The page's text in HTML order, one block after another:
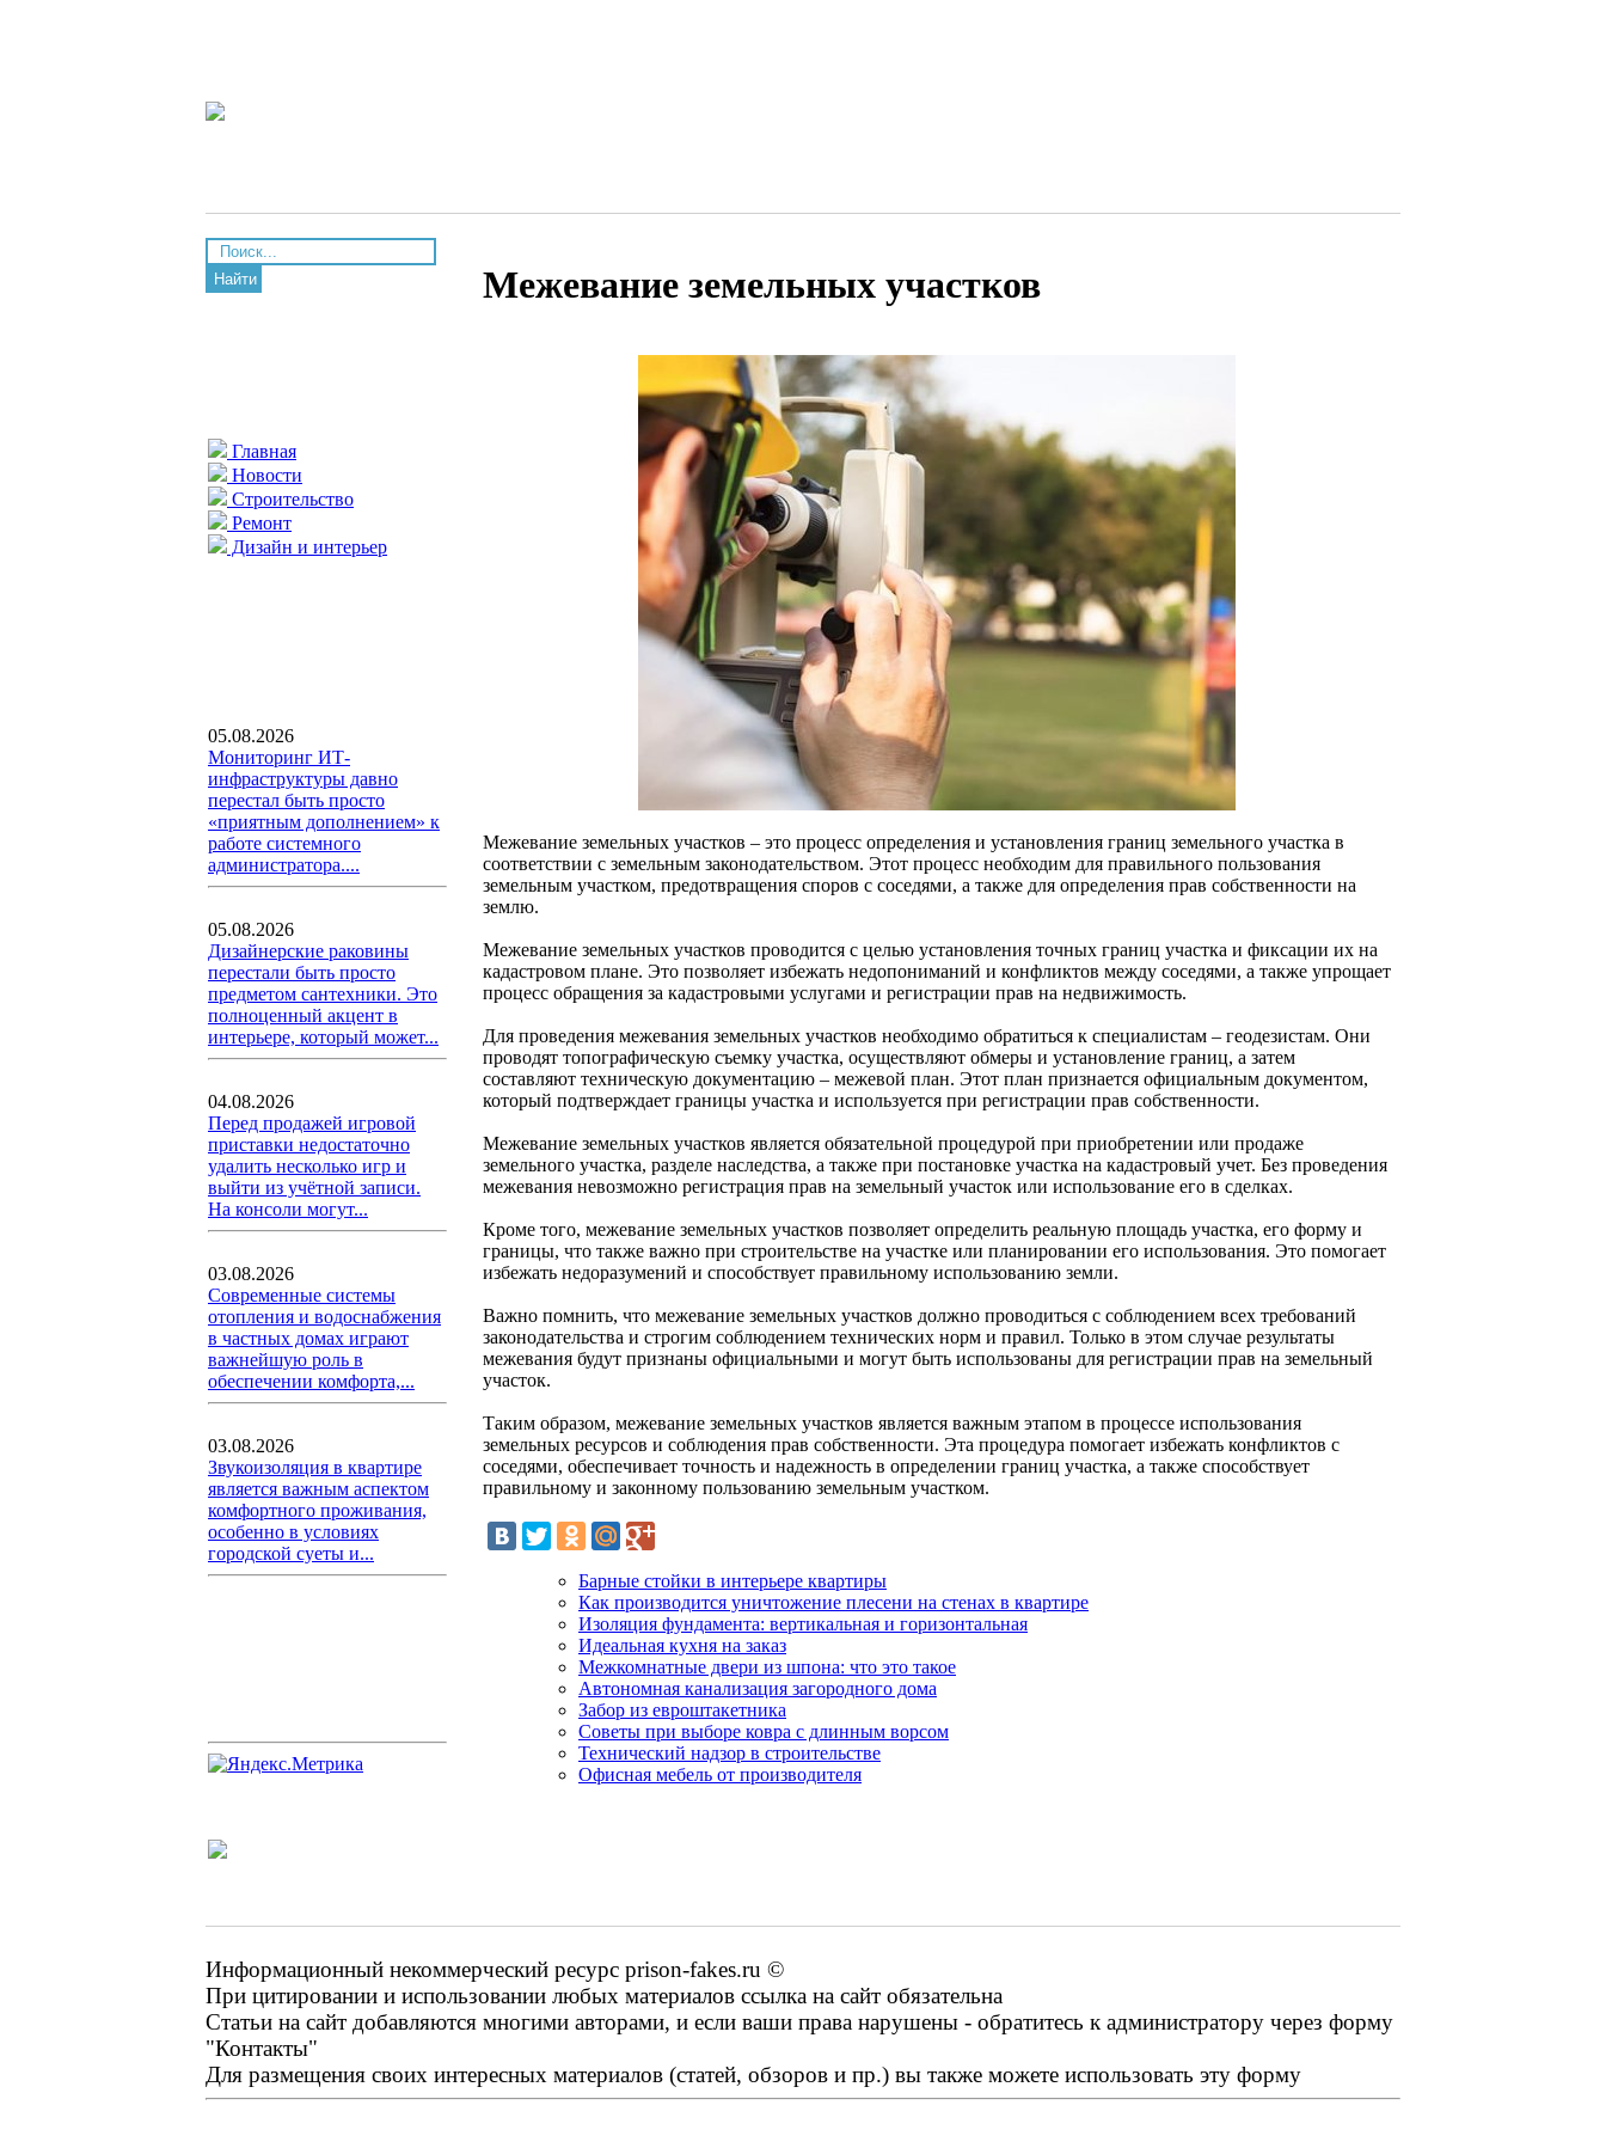
Найти
Главная
Новости
Строительство
Ремонт
Дизайн и интерьер
05.08.2026
Мониторинг ИТ-
инфраструктуры давно
перестал быть просто
«приятным дополнением» к
работе системного
администратора....
05.08.2026
Дизайнерские раковины
перестали быть просто
предметом сантехники. Это
полноценный акцент в
интерьере, который может...
04.08.2026
Перед продажей игровой
приставки недостаточно
удалить несколько игр и
выйти из учётной записи.
На консоли могут...
03.08.2026
Современные системы
отопления и водоснабжения
в частных домах играют
важнейшую роль в
обеспечении комфорта,...
03.08.2026
Звукоизоляция в квартире
является важным аспектом
комфортного проживания,
особенно в условиях
городской суеты и...
Межевание земельных участков
Межевание земельных участков – это процесс определения и установления границ земельного участка в
соответствии с земельным законодательством. Этот процесс необходим для правильного пользования
земельным участком, предотвращения споров с соседями, а также для определения прав собственности на
землю.
Межевание земельных участков проводится с целью установления точных границ участка и фиксации их на
кадастровом плане. Это позволяет избежать недопониманий и конфликтов между соседями, а также упрощает
процесс обращения за кадастровыми услугами и регистрации прав на недвижимость.
Для проведения межевания земельных участков необходимо обратиться к специалистам – геодезистам. Они
проводят топографическую съемку участка, осуществляют обмеры и установление границ, а затем
составляют техническую документацию – межевой план. Этот план признается официальным документом,
который подтверждает границы участка и используется при регистрации прав собственности.
Межевание земельных участков является обязательной процедурой при приобретении или продаже
земельного участка, разделе наследства, а также при постановке участка на кадастровый учет. Без проведения
межевания невозможно регистрация прав на земельный участок или использование его в сделках.
Кроме того, межевание земельных участков позволяет определить реальную площадь участка, его форму и
границы, что также важно при строительстве на участке или планировании его использования. Это помогает
избежать недоразумений и способствует правильному использованию земли.
Важно помнить, что межевание земельных участков должно проводиться с соблюдением всех требований
законодательства и строгим соблюдением технических норм и правил. Только в этом случае результаты
межевания будут признаны официальными и могут быть использованы для регистрации прав на земельный
участок.
Таким образом, межевание земельных участков является важным этапом в процессе использования
земельных ресурсов и соблюдения прав собственности. Эта процедура помогает избежать конфликтов с
соседями, обеспечивает точность и надежность в определении границ участка, а также способствует
правильному и законному пользованию земельным участком.
Барные стойки в интерьере квартиры
Как производится уничтожение плесени на стенах в квартире
Изоляция фундамента: вертикальная и горизонтальная
Идеальная кухня на заказ
Межкомнатные двери из шпона: что это такое
Автономная канализация загородного дома
Забор из евроштакетника
Советы при выборе ковра с длинным ворсом
Технический надзор в строительстве
Офисная мебель от производителя
Информационный некоммерческий ресурс prison-fakes.ru ©
При цитировании и использовании любых материалов ссылка на сайт обязательна
Статьи на сайт добавляются многими авторами, и если ваши права нарушены - обратитесь к администратору через форму
"Контакты"
Для размещения своих интересных материалов (статей, обзоров и пр.) вы также можете использовать эту форму